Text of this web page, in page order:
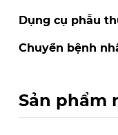
Dụng cụ phẫu
Chuyển bệnh
Sản phẩm